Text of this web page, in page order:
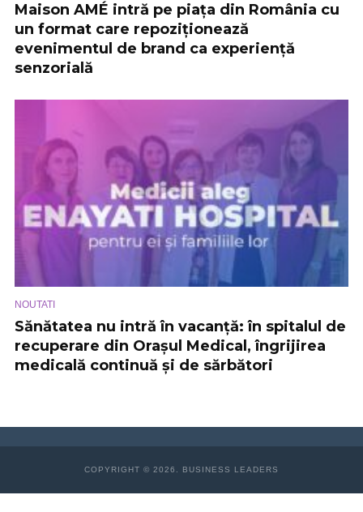
Maison AMÉ intră pe piața din România cu
un format care repoziționează
evenimentul de brand ca experiență
senzorială
NOUTATI
Sănătatea nu intră în vacanță: în spitalul de
recuperare din Orașul Medical, îngrijirea
medicală continuă și de sărbători
COPYRIGHT © 2026. BUSINESS LEADERS